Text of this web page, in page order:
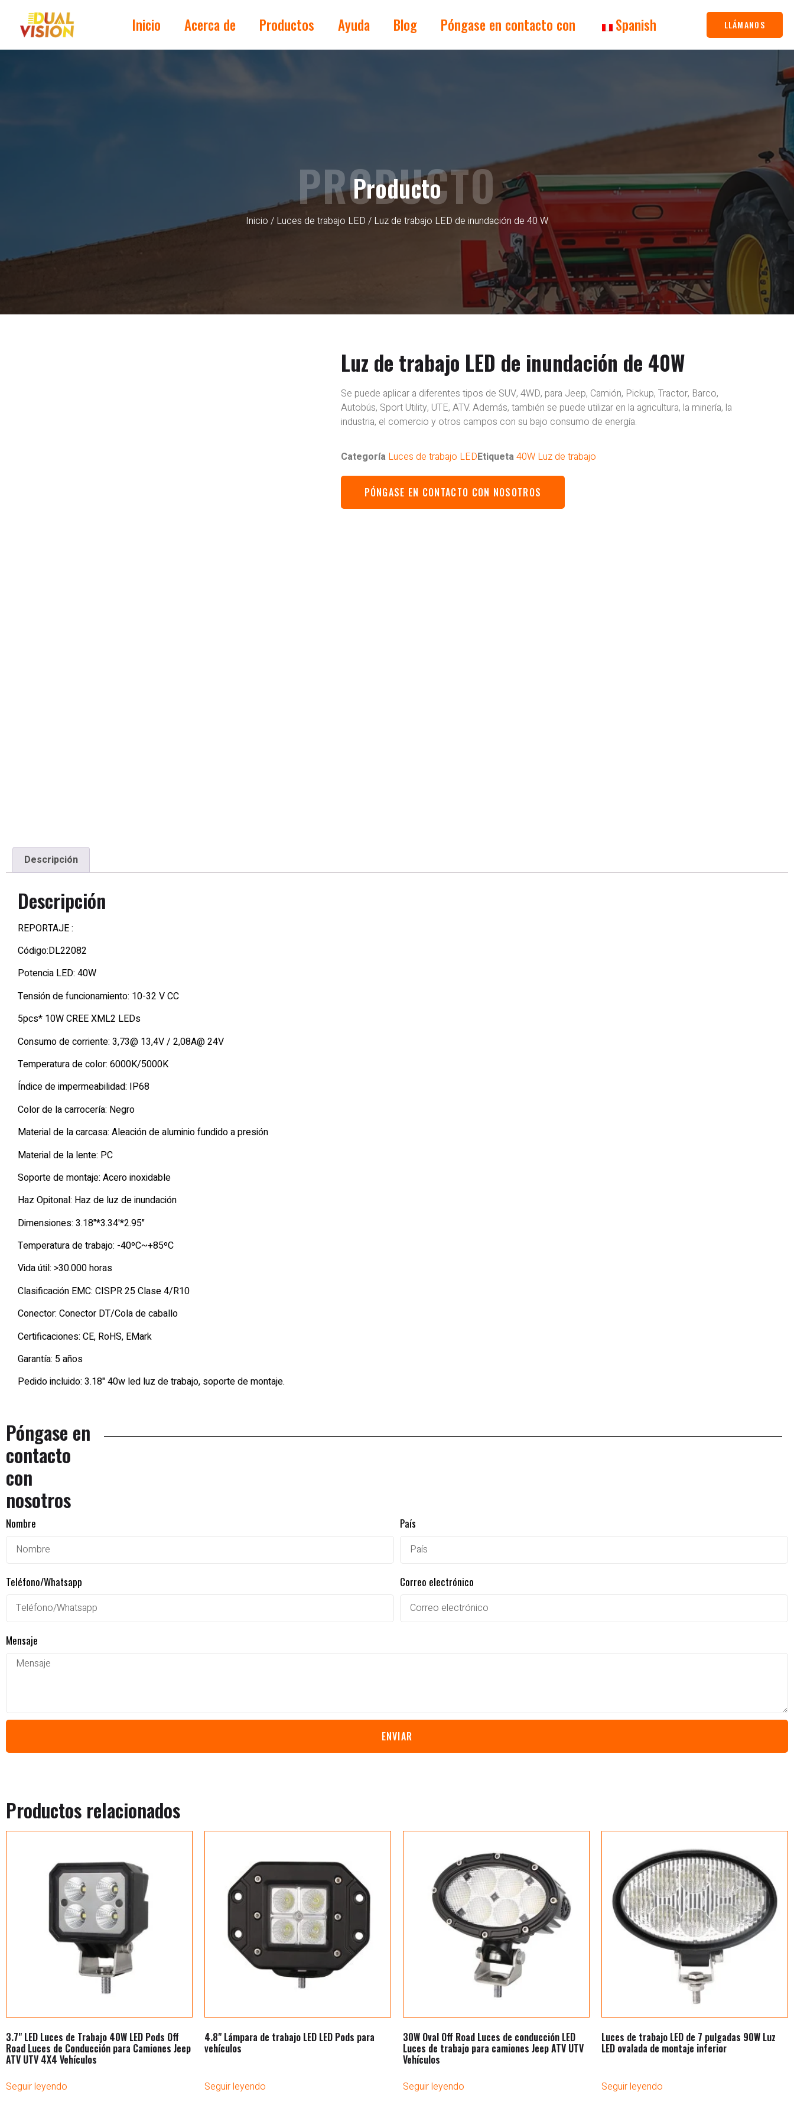
Inicio Acerca de Productos Ayuda Blog Póngase en contacto con Spanish LLÁMANOS
Producto
Inicio / Luces de trabajo LED / Luz de trabajo LED de inundación de 40 W
PRODUCTO
Luz de trabajo LED de inundación de 40W
Se puede aplicar a diferentes tipos de SUV, 4WD, para Jeep, Camión, Pickup, Tractor, Barco,
Autobús, Sport Utility, UTE, ATV. Además, también se puede utilizar en la agricultura, la minería, la
industria, el comercio y otros campos con su bajo consumo de energía.
Categoría Luces de trabajo LEDEtiqueta40W Luz de trabajo
PÓNGASE EN CONTACTO CON NOSOTROS
Descripción
Descripción
REPORTAJE :
Código:DL22082
Potencia LED: 40W
Tensión de funcionamiento: 10-32 V CC
5pcs* 10W CREE XML2 LEDs
Consumo de corriente: 3,73@ 13,4V / 2,08A@ 24V
Temperatura de color: 6000K/5000K
Índice de impermeabilidad: IP68
Color de la carrocería: Negro
Material de la carcasa: Aleación de aluminio fundido a presión
Material de la lente: PC
Soporte de montaje: Acero inoxidable
Haz Opitonal: Haz de luz de inundación
Dimensiones: 3.18"*3.34'*2.95"
Temperatura de trabajo: -40ºC~+85ºC
Vida útil: >30.000 horas
Clasificación EMC: CISPR 25 Clase 4/R10
Conector: Conector DT/Cola de caballo
Certificaciones: CE, RoHS, EMark
Garantía: 5 años
Pedido incluido: 3.18" 40w led luz de trabajo, soporte de montaje.
Póngase en
contacto
con
nosotros
Nombre País
Teléfono/Whatsapp Correo electrónico
Mensaje
ENVIAR
Productos relacionados
3.7" LED Luces de Trabajo 40W LED Pods Off
Road Luces de Conducción para Camiones Jeep
ATV UTV 4X4 Vehículos
Seguir leyendo
4.8" Lámpara de trabajo LED LED Pods para
vehículos
Seguir leyendo
30W Oval Off Road Luces de conducción LED
Luces de trabajo para camiones Jeep ATV UTV
Vehículos
Seguir leyendo
Luces de trabajo LED de 7 pulgadas 90W Luz
LED ovalada de montaje inferior
Seguir leyendo